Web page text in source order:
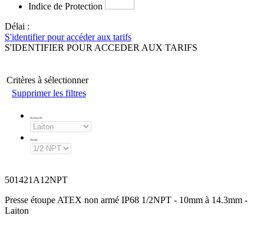
Indice de Protection
Délai :
S'identifier pour accéder aux tarifs
S'IDENTIFIER POUR ACCEDER AUX TARIFS
Critères à sélectionner
Supprimer les filtres
Matériau PE :
Filetage :
501421A12NPT
Presse étoupe ATEX non armé IP68 1/2NPT - 10mm à 14.3mm -
Laiton